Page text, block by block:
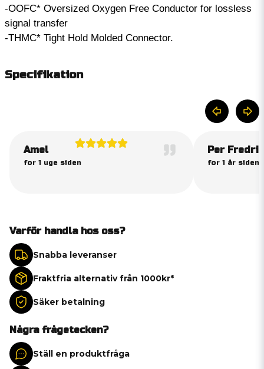
-OOFC* Oversized Oxygen Free Conductor for lossless
signal transfer
-THMC* Tight Hold Molded Connector.
Specifikation
Amel
for 1 uge siden
Per Fredrik
for 1 år siden
Varför handla hos oss?
Snabba leveranser
Fraktfria alternativ från 1000kr*
Säker betalning
Några frågetecken?
Ställ en produktfråga